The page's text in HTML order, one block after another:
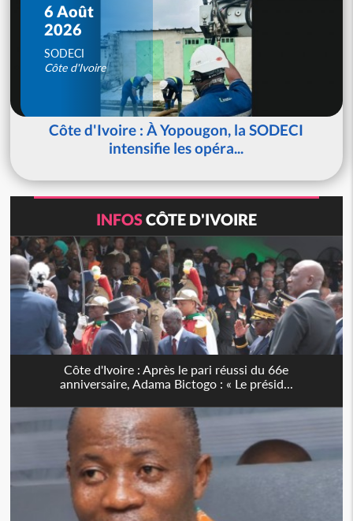
6 Août
2026
SODECI
Côte d'Ivoire
Côte d'Ivoire : À Yopougon, la SODECI
intensifie les opéra...
INFOSCÔTE D'IVOIRE
Côte d'Ivoire : Après le pari réussi du 66e
anniversaire, Adama Bictogo : « Le présid...